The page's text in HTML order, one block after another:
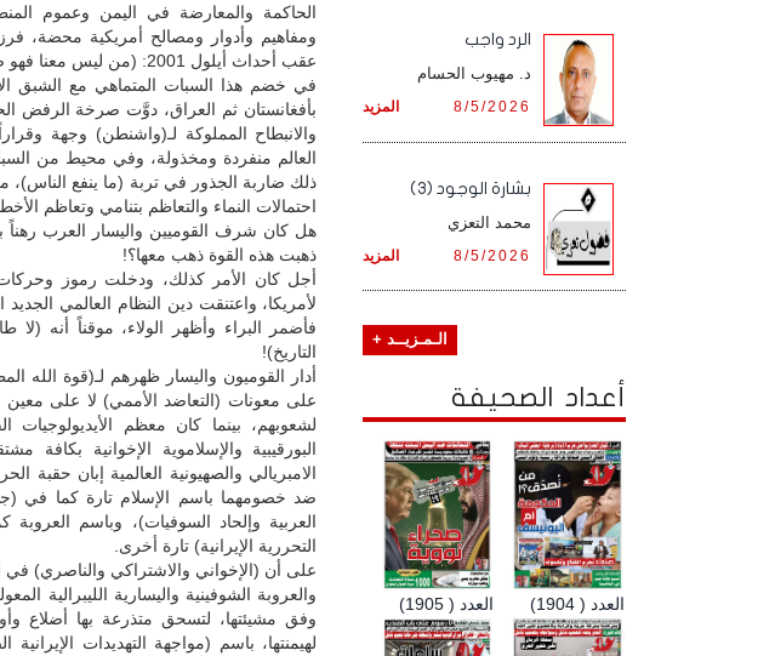
الحاكمة والمعارضة في اليمن وعموم
ومفاهيم وأدوار ومصالح أمريكية محضة،
عقب أحداث أيلول 2001: (من ليس معنا فهو ضدنا).
في خضم هذا السبات المتماهي مع الشبق
بأفغانستان ثم العراق، دوَّت صرخة الرفض
والانبطاح المملوكة لـ(واشنطن) وجهة
العالم منفردة ومخذولة، وفي محيط من
ذلك ضاربة الجذور في تربة (ما ينفع الناس)،
احتمالات النماء والتعاظم بتنامي وتعاظم
هل كان شرف القوميين واليسار العرب رهناً
ذهبت هذه القوة ذهب معها؟!
أجل كان الأمر كذلك، ودخلت رموز وحركات
لأمريكا، واعتنقت دين النظام العالمي
التاريخ)!
أدار القوميون واليسار ظهرهم لـ(قوة الله
على معونات (التعاضد الأممي) لا على معين
لشعوبهم، بينما كان معظم الأيديولوجيات
البورقيبية والإسلاموية الإخوانية
الامبريالي والصهيونية العالمية إبان
ضد خصومهما باسم الإسلام تارة كما في
العربية وإلحاد السوفيات)، وباسم
التحررية الإيرانية) تارة أخرى.
على أن (الإخواني والاشتراكي والناصري) في
والعروبة الشوفينية واليسارية الليبرالية
وفق مشيئتها، لتسحق متذرعة بها أضلاع
لهيمنتها، باسم (مواجهة التهديدات
الرد واجب
د. مهيوب الحسام
المزيد 8/5/2026
بشارة الوجود (3)
محمد التعزي
المزيد 8/5/2026
الـمـزيــد +
أعداد الصحيفة
العدد ( 1905) العدد ( 1904)